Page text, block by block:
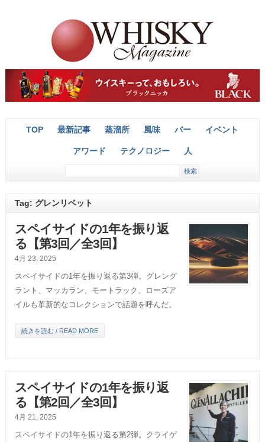
TOP 最新記事 蒸溜所 風味 バー イベント
アワード テクノロジー 人
Tag: グレンリベット
スペイサイドの1年を振り返
る【第3回／全3回】
4月 23, 2025
スペイサイドの1年を振り返る第3弾。グレング
ラント、マッカラン、モートラック、ローズア
イルも革新的なコレクションで話題を呼んだ。
続きを読む / READ MORE
スペイサイドの1年を振り返
る【第2回／全3回】
4月 21, 2025
スペイサイドの1年を振り返る第2弾。クライゲ